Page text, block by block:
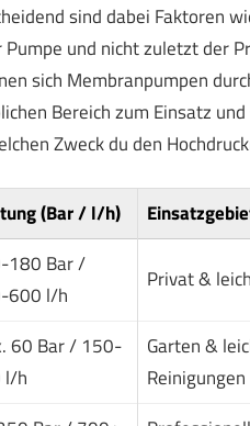
sind dabei Faktoren
und nicht zuletzt der
sich Membranpumpen
Bereich zum Einsatz
Zweck du den
(Bar / l/h)
180 Bar /
600 l/h
Privat &
60 Bar / 150-
l/h
Garten &
Reinigungen